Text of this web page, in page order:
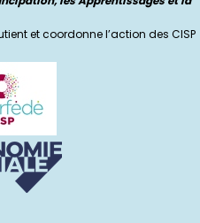
et coordonne l’action des CISP